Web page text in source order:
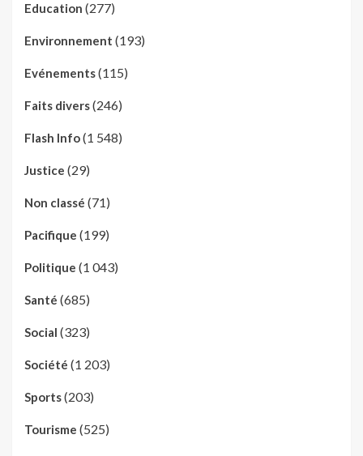
Education (277)
Environnement (193)
Evénements(115)
Faits divers(246)
Flash Info(1 548)
Justice (29)
Non classé (71)
Pacifique (199)
Politique (1 043)
Santé (685)
Social (323)
Société (1 203)
Sports(203)
Tourisme (525)